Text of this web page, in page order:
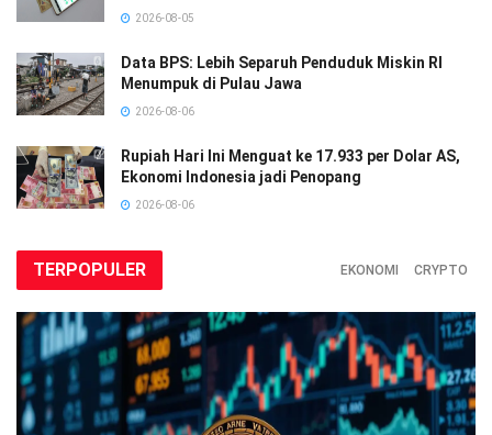
2026-08-05
Data BPS: Lebih Separuh Penduduk Miskin RI
Menumpuk di Pulau Jawa
2026-08-06
Rupiah Hari Ini Menguat ke 17.933 per Dolar AS,
Ekonomi Indonesia jadi Penopang
2026-08-06
TERPOPULER EKONOMI CRYPTO